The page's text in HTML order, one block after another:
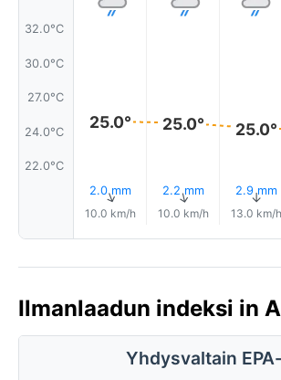
32.0°C
30.0°C
27.0°C
24.0°C
22.0°C
25.0°
2.0 mm
↑
10.0 km/h
25.0°
2.2 mm
↑
10.0 km/h
25.0°
2.9 mm
↑
13.0 km/h
Ilmanlaadun indeksi in
Yhdysvaltain